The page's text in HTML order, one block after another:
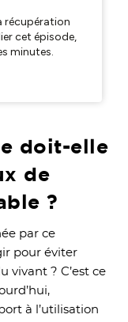
doit-elle
de
?
par ce
pour éviter
vivant ? C’est ce
à l’utilisation